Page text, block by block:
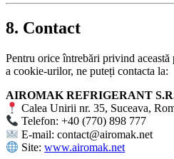
8. Contact
Pentru orice întrebări privind
a cookie-urilor, ne puteți contacta la:
AIROMAK REFRIGERANT
Calea Unirii nr. 35, Suceava,
Telefon: +40 (770) 898 777
E-mail:contact@airomak.net
Site:www.airomak.net